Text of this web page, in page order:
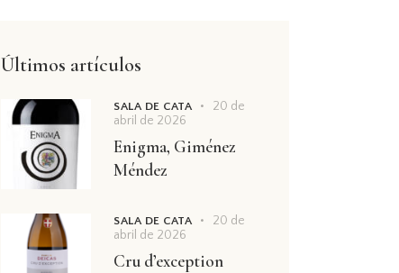
Últimos artículos
SALA DE CATA
20 de
abril de 2026
Enigma, Giménez
Méndez
SALA DE CATA
20 de
abril de 2026
Cru d’exception